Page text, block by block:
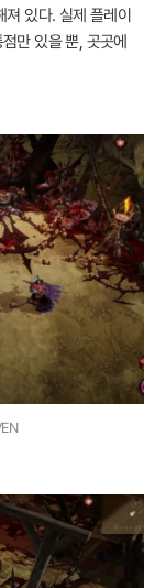
져 있다. 실제 플레이
만 있을 뿐, 곳곳에